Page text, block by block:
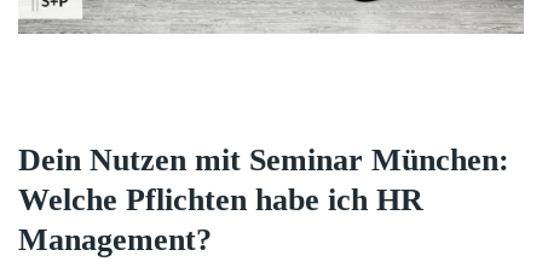
Dein Nutzen mit Seminar München:
Welche Pflichten habe ich HR
Management?